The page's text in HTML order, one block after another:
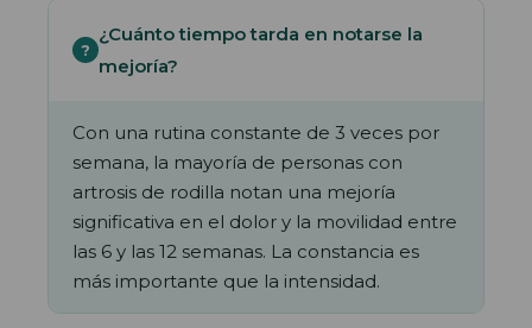
¿Cuánto tiempo tarda en notarse la
mejoría?
Con una rutina constante de 3 veces por
semana, la mayoría de personas con
artrosis de rodilla notan una mejoría
significativa en el dolor y la movilidad entre
las 6 y las 12 semanas. La constancia es
más importante que la intensidad.